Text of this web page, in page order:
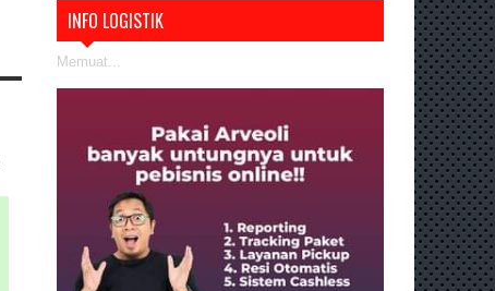
INFO LOGISTIK
Memuat...